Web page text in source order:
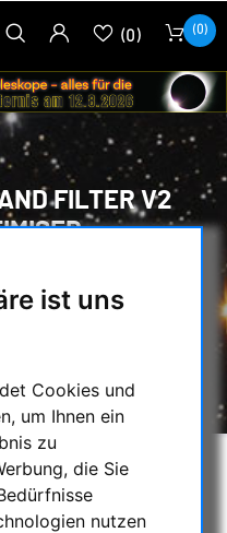
ist uns
Cookies und
um Ihnen ein
zu
die Sie
nutzen
(0) (0)
FILTER V2
FILTER /
V2 CMOS